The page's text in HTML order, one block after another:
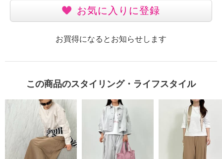
お気に入りに登録
お買得になるとお知らせします
この商品のスタイリング・ライフスタイル